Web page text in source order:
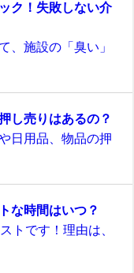
ク！失敗しない介
、施設の「臭い」
し売りはあるの？
日用品、物品の押
な時間はいつ？
トです！理由は、